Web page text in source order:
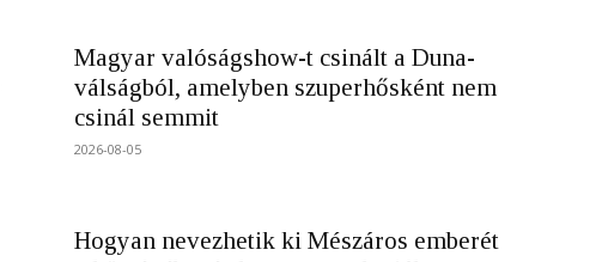
Magyar valóságshow-t csinált a Duna-
válságból, amelyben szuperhősként nem
csinál semmit
2026-08-05
Hogyan nevezhetik ki Mészáros emberét